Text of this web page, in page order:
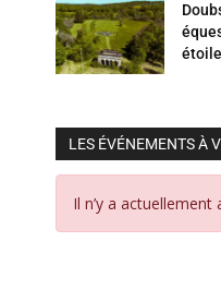
LES ÉVÉNEMENTS À
Il n’y a actuellement